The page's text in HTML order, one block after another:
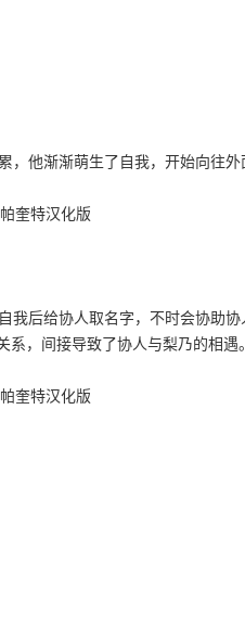
他渐渐萌生了自我，开始向往外
我后给协人取名字，不时会协助
系，间接导致了协人与梨乃的相遇。